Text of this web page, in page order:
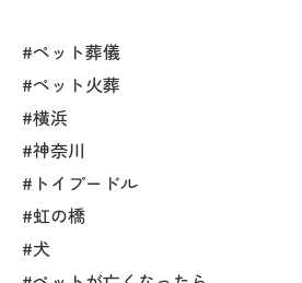
#ペット葬儀
#ペット火葬
#横浜
#神奈川
#トイプードル
#虹の橋
#犬